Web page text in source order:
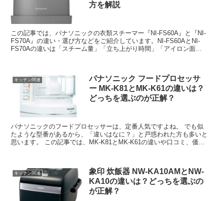
方を解説
この記事では、パナソニックの衣類スチーマー『NI-FS60A』と『NI-
FS70A』の違い・選び方などをご紹介しています。NI-FS60AとNI-
FS70Aの違いは「スチーム量」「立ち上がり時間」「アイロン面の
キッチン関連
パナソニック フードプロセッサ
ー MK-K81とMK-K61の違いは？
どっちを選ぶのが正解？
パナソニックのフードプロセッサーは、定番人気ですよね。 でも似
たような型番があるから、「違いはなに？」と戸惑われた方も多いと
思います。 この記事では、MK-K81とMK-K61の違いや口コミ、価格
キッチン関連
象印 炊飯器 NW-KA10AMとNW-
KA10の違いは？どっちを選ぶの
が正解？